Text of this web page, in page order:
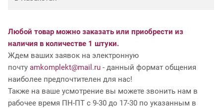
Любой товар можно заказать или приобрести из
наличия в количестве 1 штуки.
Ждем ваших заявок на электронную
почту amkomplekt@mail.ru - данный формат общения
наиболее предпочтителен для нас!
Также на ваше усмотрение вы можете звонить нам в
рабочее время ПН-ПТ с 9-30 до 17-30 по указанным в